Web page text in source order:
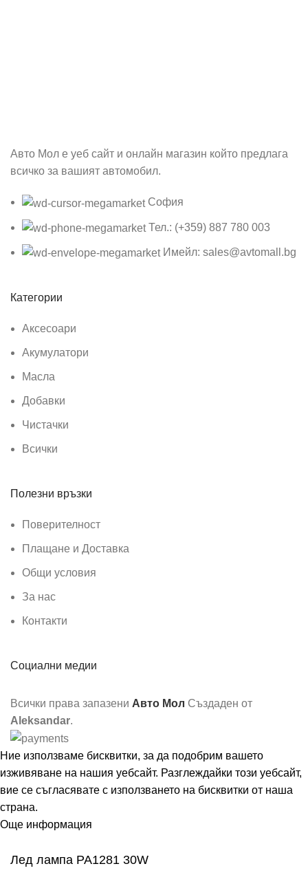
Авто Мол е уеб сайт и онлайн магазин който предлага
всичко за вашият автомобил.
София
Тел.: (+359) 887 780 003
Имейл: sales@avtomall.bg
Категории
Аксесоари
Акумулатори
Масла
Добавки
Чистачки
Всички
Полезни връзки
Поверителност
Плащане и Доставка
Общи условия
За нас
Контакти
Социални медии
Всички права запазени Авто Мол Създаден от
Aleksandar.
Ние използваме бисквитки, за да подобрим вашето
изживяване на нашия уебсайт. Разглеждайки този уебсайт,
вие се съгласявате с използването на бисквитки от наша
страна.
Още информация
Лед лампа PA1281 30W